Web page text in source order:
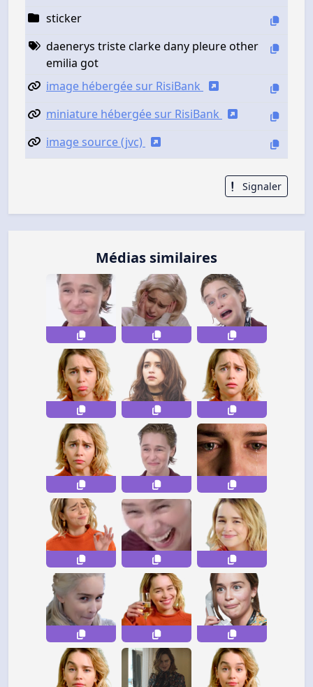
sticker
daenerys triste clarke dany pleure other
emilia got
image hébergée sur RisiBank
miniature hébergée sur RisiBank
image source (jvc)
Signaler
Médias similaires